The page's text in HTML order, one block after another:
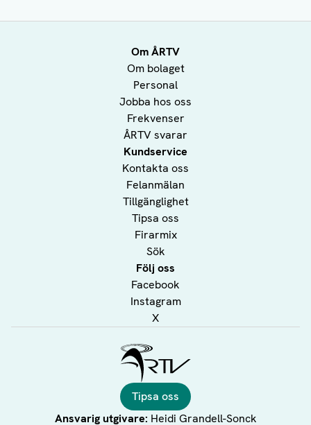
Om ÅRTV
Om bolaget
Personal
Jobba hos oss
Frekvenser
ÅRTV svarar
Kundservice
Kontakta oss
Felanmälan
Tillgänglighet
Tipsa oss
Firarmix
Sök
Följ oss
Facebook
Instagram
X
Tipsa oss
Ansvarig utgivare: Heidi Grandell-Sonck